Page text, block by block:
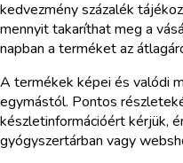
kedvezmény százalék
mennyit takaríthat meg a
napban a terméket az
A termékek képei és valódi
egymástól. Pontos
készletinformációért kérjük,
gyógyszertárban vagy